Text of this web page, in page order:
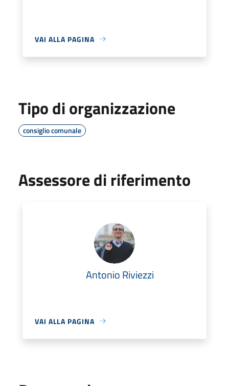
VAI ALLA PAGINA
Tipo di organizzazione
consiglio comunale
Assessore di riferimento
Antonio Riviezzi
VAI ALLA PAGINA